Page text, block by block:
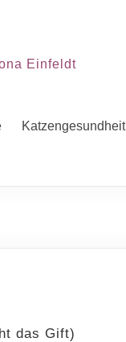
Einfeldt
Katzengesundheit
das Gift)